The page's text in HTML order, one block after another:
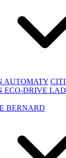
AUTOMATY
ECO-DRIVE
BERNARD